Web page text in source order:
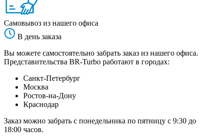
Самовывоз из нашего офиса
В день заказа
Вы можете самостоятельно забрать заказ из нашего офиса.
Представительства BR-Turbo работают в городах:
Санкт-Петербург
Москва
Ростов-на-Дону
Краснодар
Заказ можно забрать с понедельника по пятницу с 9:30 до
18:00 часов.